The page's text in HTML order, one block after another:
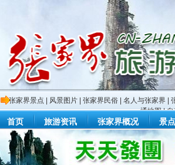
张家界景点 风景图片 张家界民俗 名人与张家界
通地图|自
首页 旅游资讯 张家界概况 景